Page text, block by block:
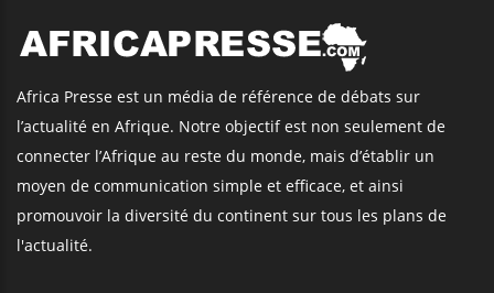
Africa Presse est un média de référence de débats sur
l’actualité en Afrique. Notre objectif est non seulement de
connecter l’Afrique au reste du monde, mais d’établir un
moyen de communication simple et efficace, et ainsi
promouvoir la diversité du continent sur tous les plans de
l'actualité.